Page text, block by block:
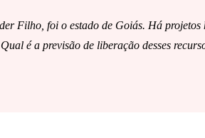
Filho, foi o estado de Goiás. Há
é a previsão de liberação desses